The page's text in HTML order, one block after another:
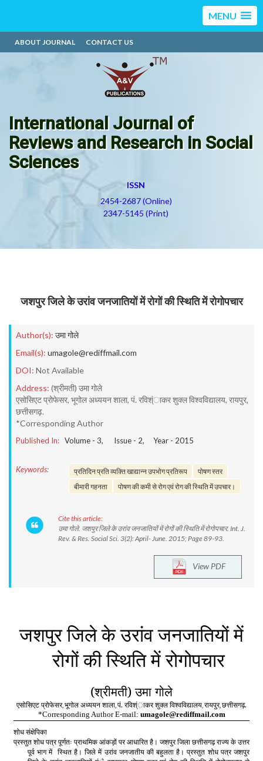
MENU
ABOUT JOURNAL CONTACT US
International Journal of
Reviews and Research in Social
Sciences
ISSN
2454-2687 (Online)
2347-5145 (Print)
जशपुर जिले के उरांव जनजातियों में रोगों की स्थिति में रोगोपचार
Author(s): उमा गोले
Email(s): umagole@rediffmail.com
DOI: Not Available
Address: (श्रीमती) उमा गोले
एसोसिएट प्रोफेसर, भूगोल अध्ययन शाला, पं. रविश्ंाकर शुक्ल विश्वविद्यालय, रायपुर,
छत्तीसगढ़.
*Corresponding Author
Published In: Volume - 3, Issue - 2, Year - 2015
Keywords: प्रतिदिन प्रति व्यक्ति खाद्यान्न उपभोग प्रतिरूप
पोषण स्तर
बीमारी गहनता
पोषण की कमी से रोग एवं रोग की स्थिति में उपचार।
Cite this article:
उमा गोले. जशपुर जिले के उरांव जनजातियों में रोगों की स्थिति में रोगोपचार. Int. J.
Rev. & Res. Social Sci. 3(2): April- June. 2015; Page 89-93.
View PDF